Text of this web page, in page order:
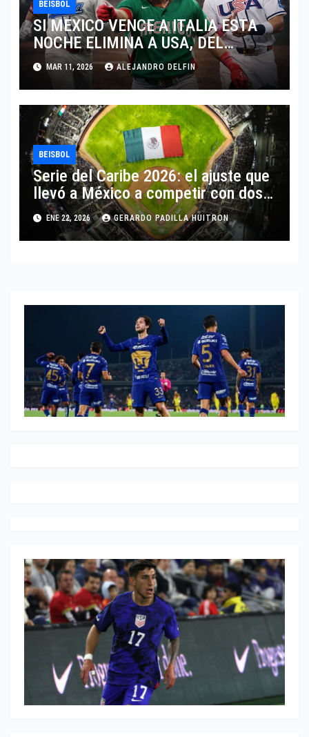
BEISBOL
SI MEXICO VENCE A ITALIA ESTA
NOCHE ELIMINA A USA, DEL
MUNDIAL DE BEISBOL 2026
MAR 11, 2026 ALEJANDRO DELFIN
BEISBOL
Serie del Caribe 2026: el ajuste que
llevó a México a competir con dos
equipos
ENE 22, 2026 GERARDO PADILLA HUITRON